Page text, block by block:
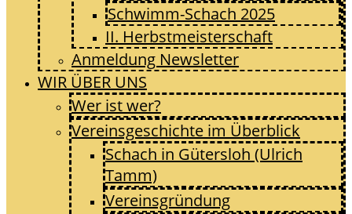
Schwimm-Schach 2025
II. Herbstmeisterschaft
Anmeldung Newsletter
WIR ÜBER UNS
Wer ist wer?
Vereinsgeschichte im Überblick
Schach in Gütersloh (Ulrich
Tamm)
Vereinsgründung